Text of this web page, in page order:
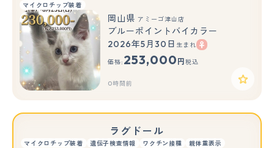
マイクロチップ装着
岡山県 アミーゴ津山店
ブルーポイントバイカラー
2026年5月30日 生まれ
価格: 253,000 円 税込
0時間前
ラグドール
マイクロチップ装着 遺伝子検査情報 ワクチン接種 親体重表示